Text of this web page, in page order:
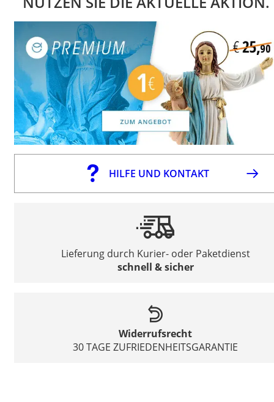
HILFE UND KONTAKT
Lieferung durch Kurier- oder Paketdienst
schnell & sicher
Widerrufsrecht
30 TAGE ZUFRIEDENHEITSGARANTIE